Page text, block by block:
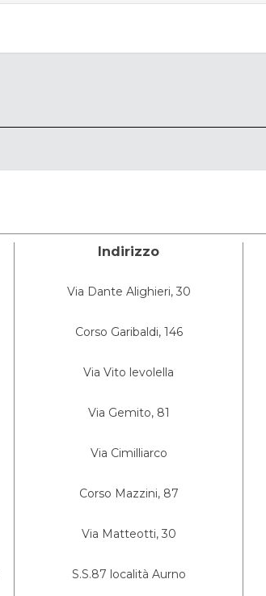
Indirizzo
Via Dante Alighieri, 30
Corso Garibaldi, 146
Via Vito levolella
Via Gemito, 81
Via Cimilliarco
Corso Mazzini, 87
Via Matteotti, 30
S.S.87 località Aurno